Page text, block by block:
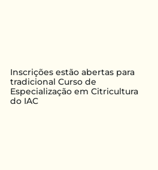
Inscrições estão abertas para
tradicional Curso de
Especialização em Citricultura
do IAC